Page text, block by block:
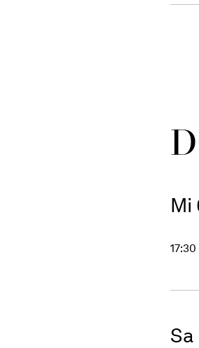
Mi
17:30